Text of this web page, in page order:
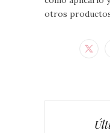
otros